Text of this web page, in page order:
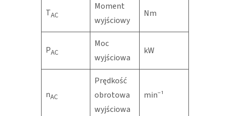
TAC
Moment
wyjściowy
Nm
PAC
Moc
wyjściowa
kW
nAC
Prędkość
obrotowa
wyjściowa
min⁻¹